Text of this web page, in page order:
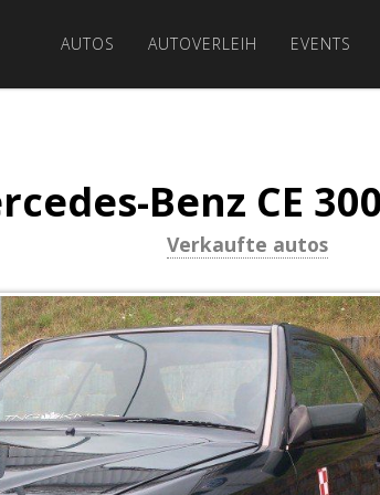
AUTOS AUTOVERLEIH EVENTS
Benz CE
Verkaufte autos